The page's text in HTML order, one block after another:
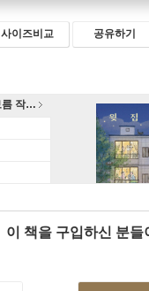
사이즈비교 공유하기
뮤지컬 〈휴남동 서점〉X 황보름 작가 북토크
이 책을 구입하신 분